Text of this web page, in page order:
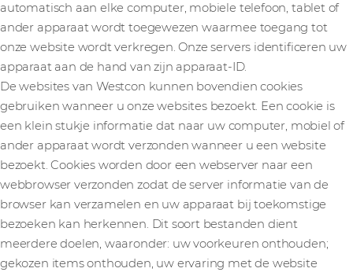
automatisch aan elke computer, mobiele telefoon, tablet of
ander apparaat wordt toegewezen waarmee toegang tot
onze website wordt verkregen. Onze servers identificeren uw
apparaat aan de hand van zijn apparaat-ID.
De websites van Westcon kunnen bovendien cookies
gebruiken wanneer u onze websites bezoekt. Een cookie is
een klein stukje informatie dat naar uw computer, mobiel of
ander apparaat wordt verzonden wanneer u een website
bezoekt. Cookies worden door een webserver naar een
webbrowser verzonden zodat de server informatie van de
browser kan verzamelen en uw apparaat bij toekomstige
bezoeken kan herkennen. Dit soort bestanden dient
meerdere doelen, waaronder: uw voorkeuren onthouden;
gekozen items onthouden, uw ervaring met de website